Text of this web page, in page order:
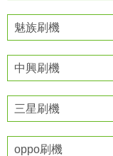
魅族刷機
中興刷機
三星刷機
oppo刷機